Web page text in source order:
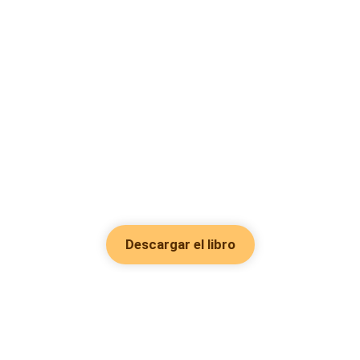
Descargar el libro